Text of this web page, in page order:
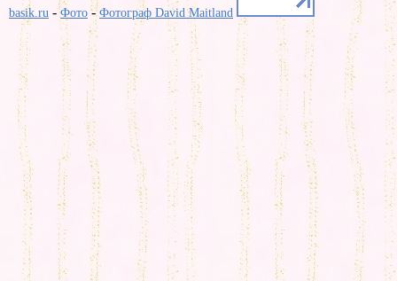
basik.ru -Фото -Фотограф David Maitland